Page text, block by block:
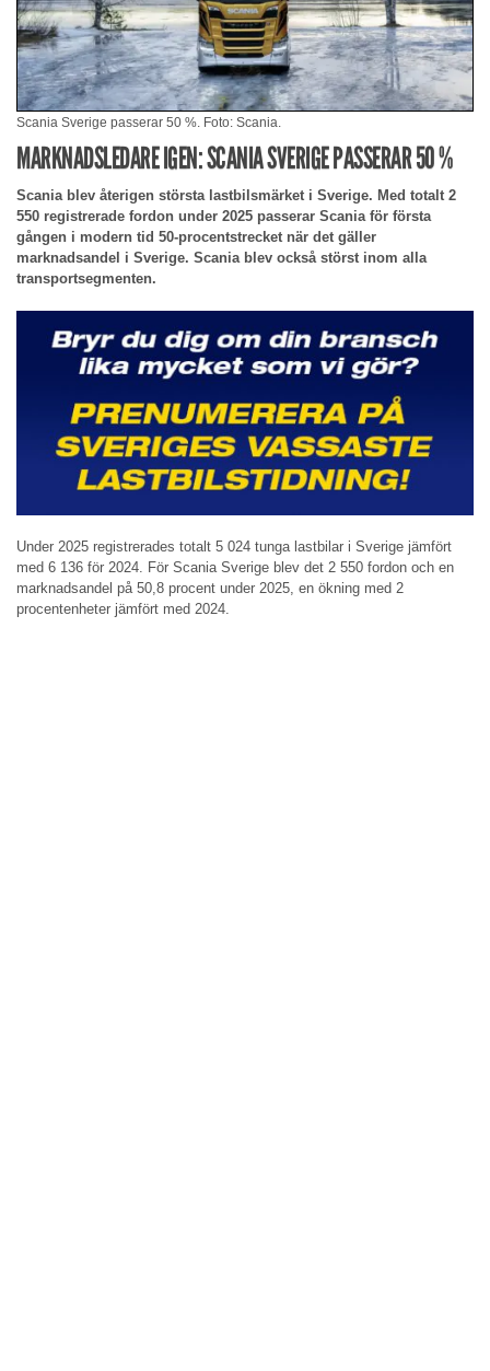
Scania Sverige passerar 50 %. Foto: Scania.
MARKNADSLEDARE IGEN: SCANIA SVERIGE PASSERAR 50 %
Scania blev återigen största lastbilsmärket i Sverige. Med totalt 2
550 registrerade fordon under 2025 passerar Scania för första
gången i modern tid 50-procentstrecket när det gäller
marknadsandel i Sverige. Scania blev också störst inom alla
transportsegmenten.
Under 2025 registrerades totalt 5 024 tunga lastbilar i Sverige jämfört
med 6 136 för 2024. För Scania Sverige blev det 2 550 fordon och en
marknadsandel på 50,8 procent under 2025, en ökning med 2
procentenheter jämfört med 2024.